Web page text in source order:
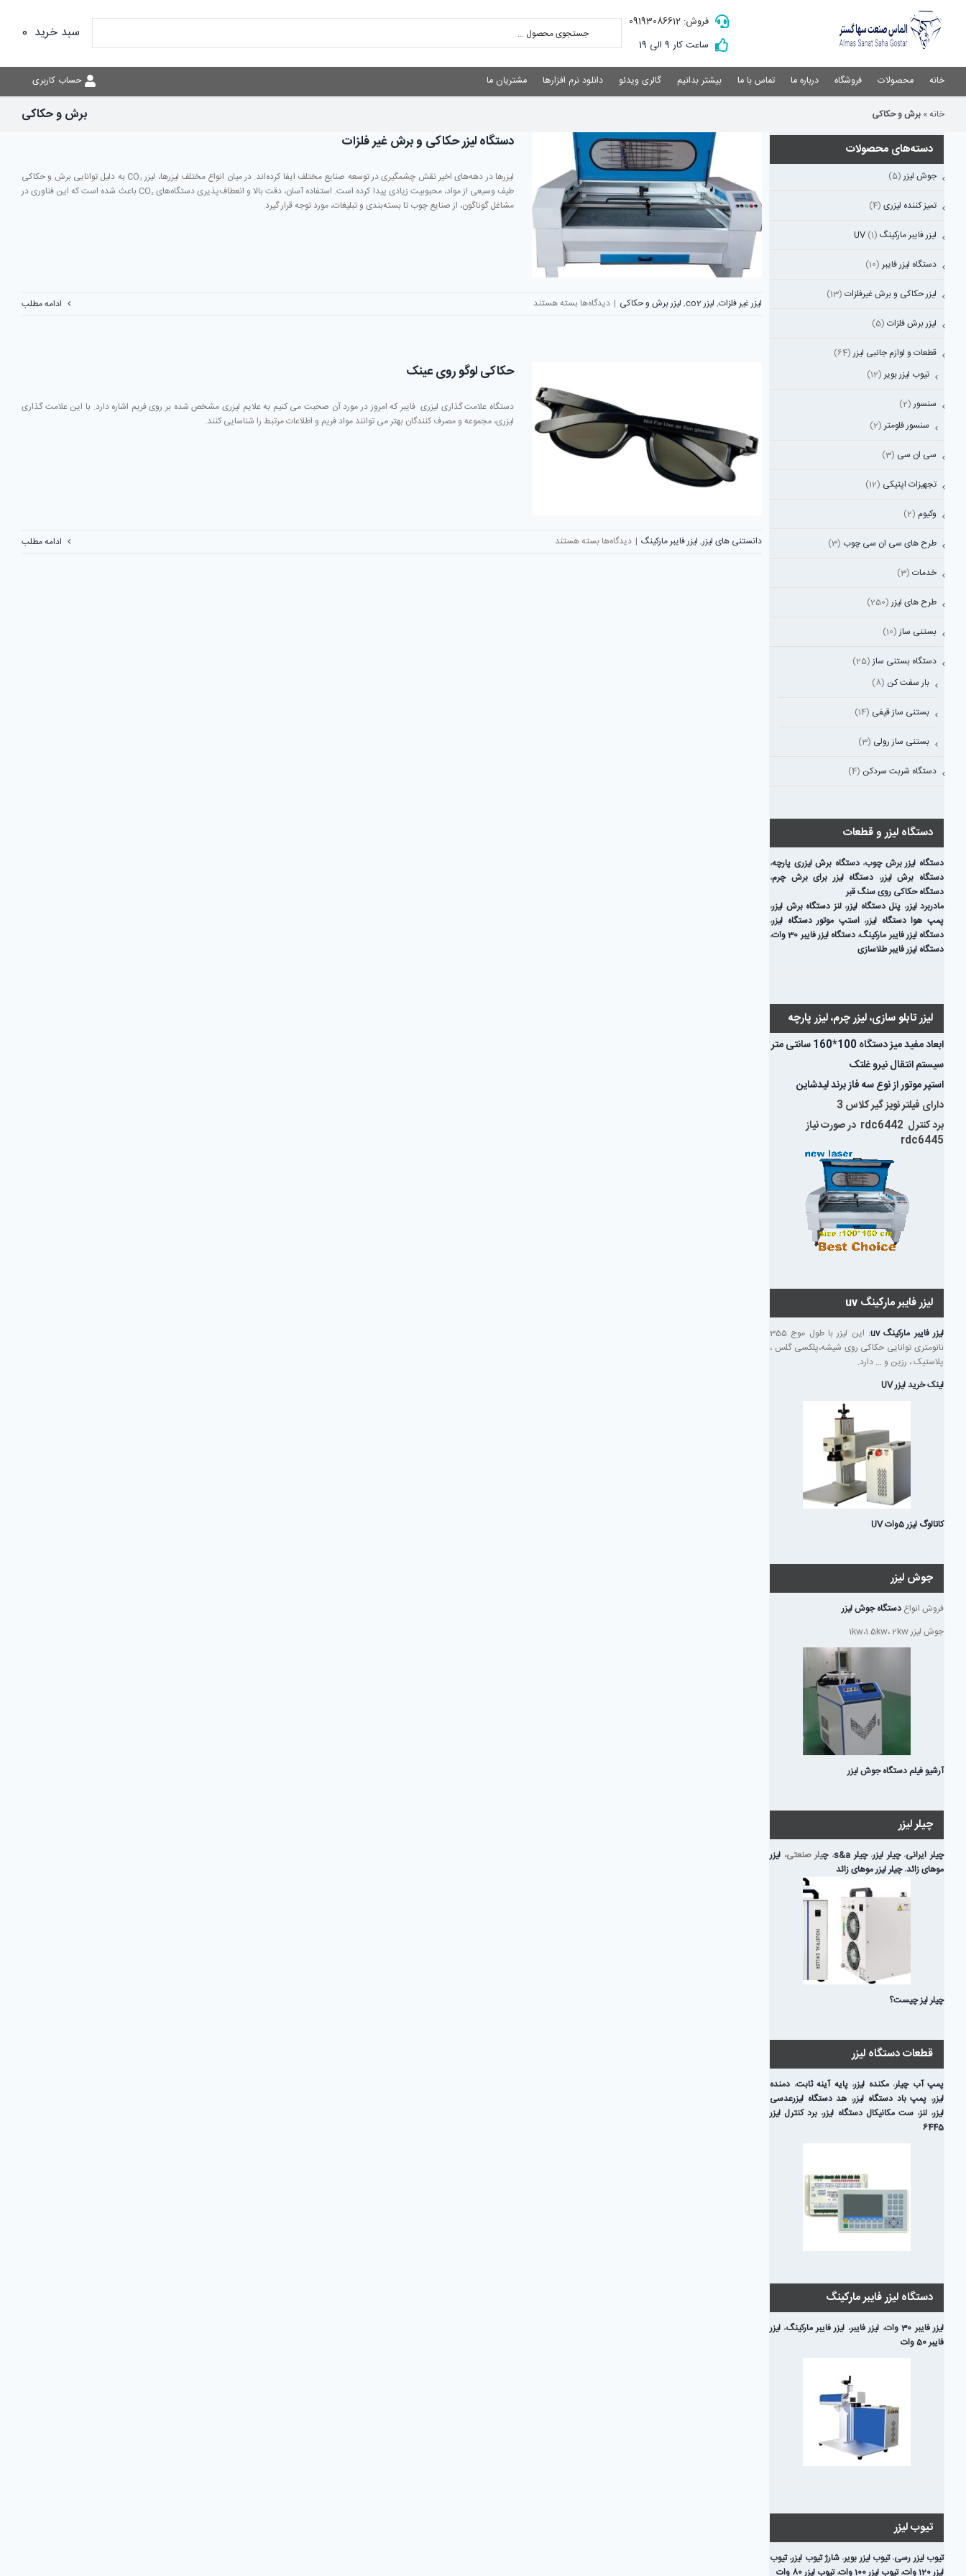
content
فروش: 09193086612
ساعت کار 9 الی 19
سبد خرید 0
خانه محصولات فروشگاه درباره ما تماس با ما بیشتر بدانیم گالری ویدئو دانلود نرم افزارها مشتریان ما حساب کاربری
برش و حکاکی خانه» برش و حکاکی
دستگاه لیزر حکاکی و برش غیر فلزات
لیزرها در دهه‌های اخیر نقش چشمگیری در توسعه صنایع مختلف ایفا کرده‌اند. در میان انواع مختلف لیزرها، لیزر CO₂ به دلیل توانایی برش و حکاکی
طیف وسیعی از مواد، محبوبیت زیادی پیدا کرده است. استفاده آسان، دقت بالا و انعطاف‌پذیری دستگاه‌های CO₂ باعث شده است که این فناوری در
مشاغل گوناگون، از صنایع چوب تا بسته‌بندی و تبلیغات، مورد توجه قرار گیرد.
لیزر غیر فلزات, لیزر co2 , لیزر برش و حکاکی | دیدگاه‌ها برای
دستگاه
غیر
فلزات
بسته هستند ادامه مطلب
حکاکی لوگو روی عینک
دستگاه علامت گذاری لیزری فایبر که امروز در مورد آن صحبت می کنیم به علایم لیزری مشخص شده بر روی فریم اشاره دارد. با این علامت گذاری
لیزری، مجموعه و مصرف کنندگان بهتر می توانند مواد فریم و اطلاعات مرتبط را شناسایی کنند.
دانستنی های لیزر, لیزر فایبر مارکینگ | دیدگاه‌ها برای
حکاکی
بسته هستند ادامه مطلب
دسته‌های محصولات
جوش لیزر (5)
تمیز کننده لیزری (4)
لیزر فایبر مارکینگ UV (1)
دستگاه لیزر فایبر (10)
لیزر حکاکی و برش غیرفلزات (13)
لیزر برش فلزات (5)
قطعات و لوازم جانبی لیزر (64)
تیوب لیزر بویر (12)
سنسور (2)
سنسور فلومتر (2)
سی ان سی (3)
تجهیزات اپتیکی (12)
وکیوم (2)
طرح های سی ان سی چوب (3)
خدمات (3)
طرح های لیزر (250)
بستنی ساز (10)
دستگاه بستنی ساز (25)
بار سفت کن (8)
بستنی ساز قیفی (14)
بستنی ساز رولی (3)
دستگاه شربت سردکن (4)
دستگاه لیزر و قطعات
دستگاه لیزر برش چوب،دستگاه برش لیزری پارچه،
دستگاه برش لیزر، دستگاه لیزر برای برش چرم،
دستگاه حکاکی روی سنگ قبر
مادربرد لیزر، پنل دستگاه لیزر،لنز دستگاه برش لیزر،
پمپ هوا دستگاه لیزر،استپ موتور دستگاه لیزر،
دستگاه لیزر فایبر مارکینگ، دستگاه لیزر فایبر 30 وات
،
دستگاه لیزر فایبر طلاسازی
لیزر تابلو سازی، لیزر چرم، لیزر پارچه
ابعاد مفید میز دستگاه 100*160 سانتی متر
سیستم انتقال نیرو غلتک
استپر موتور از نوع سه فاز برند لیدشاین
دارای فیلتر نویز گیر کلاس 3
برد کنترل rdc6442 در صورت نیاز
rdc6445
لیزر فایبر مارکینگ uv
لیزر فایبر مارکینگ uv :
این لیزر با طول موج 355
نانومتری توانایی حکاکی روی شیشه،پلکسی گلس ،
پلاستیک ، رزین و … دارد.
لینک خرید لیزر UV
کاتالوگ لیزر 5وات UV
جوش لیزر
فروش انواع دستگاه جوش لیزر
جوش لیزر 1kw،1.5kw، 2kw
آرشیو فیلم دستگاه جوش لیزر
چیلر لیزر
چیلر ایرانی،چیلر لیزر،چیلر s&a ،چیلر صنعتی، لیزر
موهای زائد،چیلر لیزر موهای زائد
چیلر لیز چیست؟
قطعات دستگاه لیزر
پمپ آب چیلر،مکنده لیزر،پایه آینه ثابت، دمنده
لیزر، پمپ باد دستگاه لیزر، هد دستگاه لیزرعدسی
لیزر،لنز،ست مکانیکال دستگاه لیزر، برد کنترل لیزر
6445
دستگاه لیزر فایبر مارکینگ
لیزر فایبر 30 وات ، لیزر فایبر، لیزر فایبر مارکینگ، لیزر
فایبر 50 وات
تیوب لیزر
تیوب لیزر رسی،تیوب لیزر بویر، شارژ تیوب لیزر،تیوب
لیزر 120 وات
،تیوب لیزر 100 وات ،تیوب لیزر 80 وات